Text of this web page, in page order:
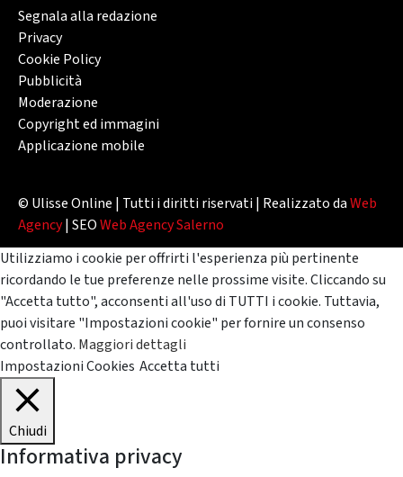
Segnala alla redazione
Privacy
Cookie Policy
Pubblicità
Moderazione
Copyright ed immagini
Applicazione mobile
© Ulisse Online | Tutti i diritti riservati | Realizzato daWeb
Agency| SEOWeb Agency Salerno
Utilizziamo i cookie per offrirti l'esperienza più pertinente
ricordando le tue preferenze nelle prossime visite. Cliccando su
"Accetta tutto", acconsenti all'uso di TUTTI i cookie. Tuttavia,
puoi visitare "Impostazioni cookie" per fornire un consenso
controllato. Maggiori dettagli
Impostazioni Cookies Accetta tutti
Chiudi
Informativa privacy